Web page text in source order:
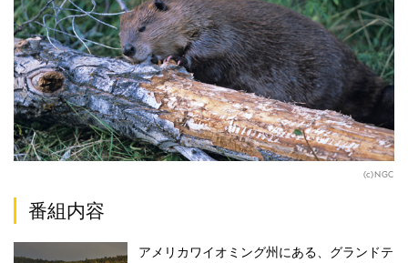
(c)NGC
番組内容
アメリカワイオミング州にある、グランドテ